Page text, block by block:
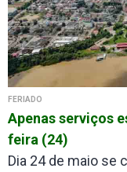
FERIADO
Apenas serviços
feira (24)
Dia 24 de maio se